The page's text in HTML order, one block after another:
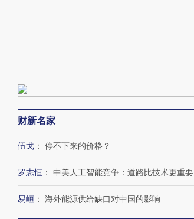
财新名家
伍戈 ： 停不下来的价格？
罗志恒 ： 中美人工智能竞争：道路比技术更重要
易峘 ： 海外能源供给缺口对中国的影响